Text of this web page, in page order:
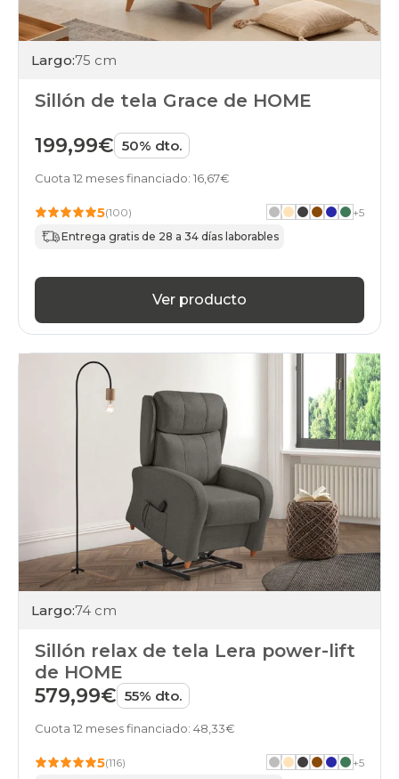
Largo:75 cm
Sillón de tela Grace de HOME
199,99€ 50% dto.
Cuota 12 meses financiado: 16,67€
5(100) +5
Entrega gratis de 28 a 34 días laborables
Ver producto
Largo:74 cm
Sillón relax de tela Lera power-lift
de HOME
579,99€ 55% dto.
Cuota 12 meses financiado: 48,33€
5(116) +5